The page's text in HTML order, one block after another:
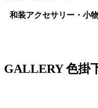
和装アクセサリー・小
GALLERY 色掛